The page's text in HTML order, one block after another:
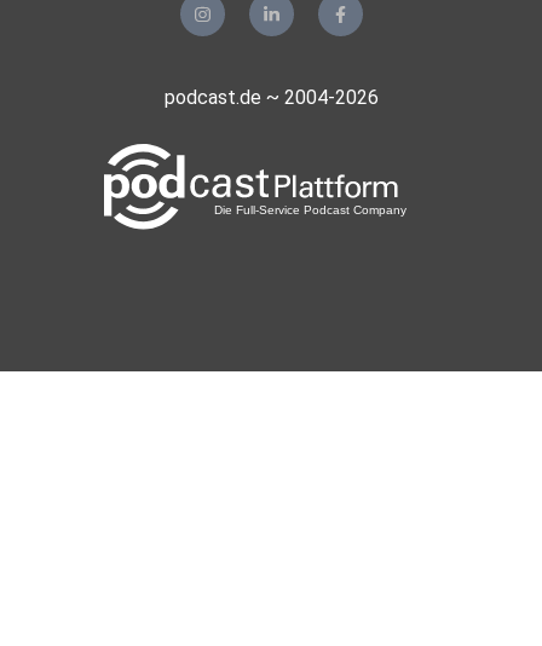
podcast.de ~ 2004-2026